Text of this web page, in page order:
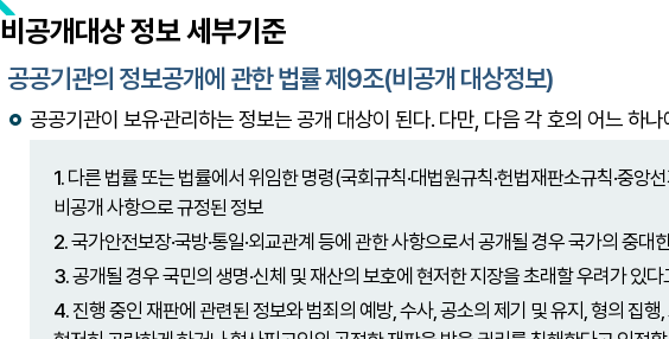
비공개대상 정보 세부기준
공공기관의 정보공개에 관한 법률 제9조(비공개 대상정보)
공공기관이 보유·관리하는 정보는 공개 대상이 된다. 다만, 다음 각 호의 어느 하
1. 다른 법률 또는 법률에서 위임한 명령(국회규칙·대법원규칙·헌법재판소규칙·중
비공개 사항으로 규정된 정보
2.국가안전보장·국방·통일·외교관계 등에 관한 사항으로서 공개될 경우 국가의 중
3.공개될 경우 국민의 생명·신체 및 재산의 보호에 현저한 지장을 초래할 우려가 있
4.진행 중인 재판에 관련된 정보와 범죄의 예방, 수사, 공소의 제기 및 유지, 형의 집